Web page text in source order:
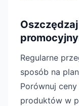
Regularne
sposób na
Porównuj
produktów w